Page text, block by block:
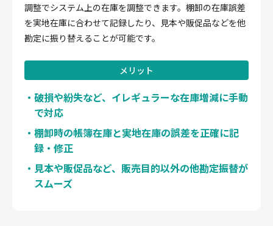
調整でシステム上の在庫を調整できます。棚卸の在庫誤差
を実地在庫に合わせて記録したり、見本や販促品などを他
勘定に振り替えることが可能です。
メリット
破損や紛失など、イレギュラーな在庫増減に手動
で対応
棚卸時の帳簿在庫と実地在庫の誤差を正確に記
録・修正
見本や販促品など、販売目的以外の他勘定振替が
スムーズ